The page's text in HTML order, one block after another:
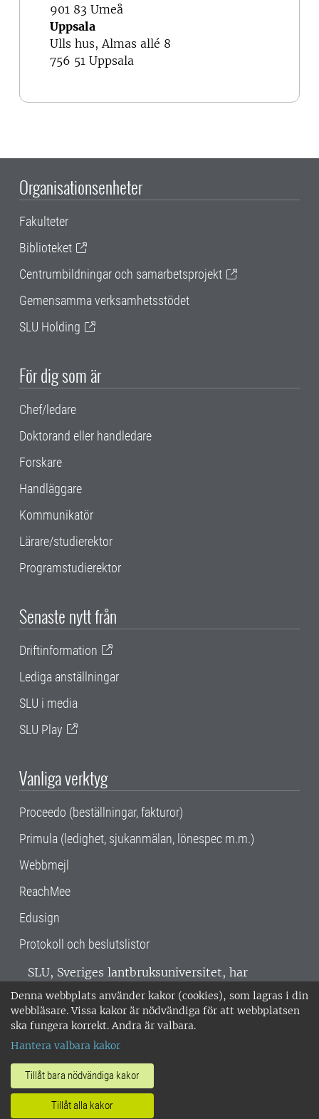
Denna webbplats använder kakor (cookies), som lagras i din
webbläsare. Vissa kakor är nödvändiga för att webbplatsen
ska fungera korrekt. Andra är valbara.
Hantera valbara kakor
Tillåt bara nödvändiga kakor
Tillåt alla kakor
901 83 Umeå
Uppsala
Ulls hus, Almas allé 8
756 51 Uppsala
Organisationsenheter
Fakulteter
Biblioteket
Centrumbildningar och samarbetsprojekt
Gemensamma verksamhetsstödet
SLU Holding
För dig som är
Chef/ledare
Doktorand eller handledare
Forskare
Handläggare
Kommunikatör
Lärare/studierektor
Programstudierektor
Senaste nytt från
Driftinformation
Lediga anställningar
SLU i media
SLU Play
Vanliga verktyg
Proceedo (beställningar, fakturor)
Primula (ledighet, sjukanmälan, lönespec m.m.)
Webbmejl
ReachMee
Edusign
Protokoll och beslutslistor
SLU, Sveriges lantbruksuniversitet, har
verksamhet över hela Sverige. Huvudorter är
Alnarp, Uppsala och Umeå.SLU är
miljöcertifierat enligt ISO 14001. •
018-67 10 00 • Org nr: 202100-2817 •
Om SLU:s webbplatser
•Hantera kakor•Behandling av
personuppgifter